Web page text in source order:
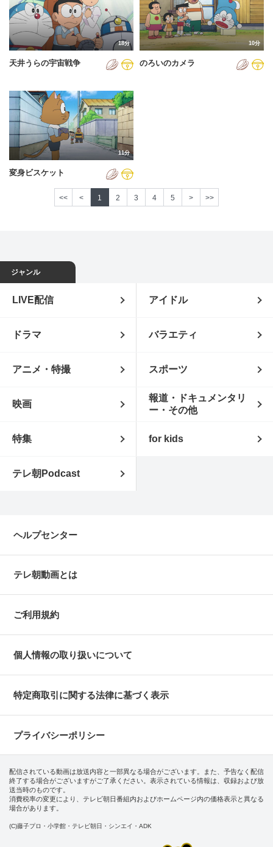
18分
天井うらの宇宙戦争
10分
のろいのカメラ
11分
変身ビスケット
<< < 1 2 3 4 5 > >>
ジャンル
LIVE配信 アイドル
ドラマ バラエティ
アニメ・特撮 スポーツ
映画
報道・ドキュメンタリ
ー・その他
特集 for kids
テレ朝Podcast
ヘルプセンター
テレ朝動画とは
ご利用規約
個人情報の取り扱いについて
特定商取引に関する法律に基づく表示
プライバシーポリシー
配信されている動画は放送内容と一部異なる場合がございます。また、予告なく配信
終了する場合がございますがご了承ください。表示されている情報は、収録および放
送当時のものです。
消費税率の変更により、テレビ朝日番組内およびホームページ内の価格表示と異なる
場合があります。
(C)藤子プロ・小学館・テレビ朝日・シンエイ・ADK